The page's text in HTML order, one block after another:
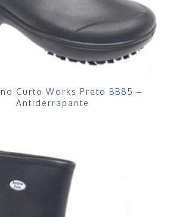
Curto Works Preto BB85 –
Antiderrapante